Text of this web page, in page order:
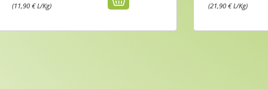
(11,90 € L/Kg) (21,90 € L/Kg)